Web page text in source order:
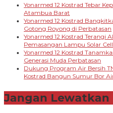
Yonarmed 12 Kostrad Tebar
Atambua Barat
Yonarmed 12 Kostrad
Gotong Royong di Perbatasan
Yonarmed 12 Kostrad Terangi
Pemasangan Lampu Solar
Yonarmed 12 Kostrad
Generasi Muda Perbatasan
Dukung Program Air Bersih
Kostrad Bangun Sumur Bor
Jangan Lewatkan